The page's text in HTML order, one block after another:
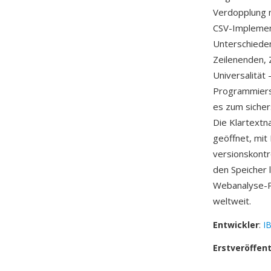
Verdopplung
CSV-
Zeilenenden,
Universalität
es zum
Die
geöffnet, mit
den Speicher
weltweit.
Entwickler: